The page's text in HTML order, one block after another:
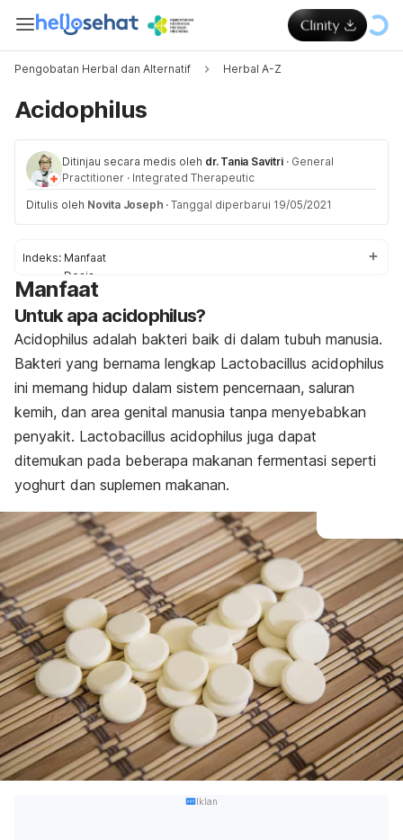
Pengobatan Herbal dan Alternatif Herbal A-Z
Acidophilus
Ditinjau secara medis oleh dr. Tania Savitri · General
Practitioner · Integrated Therapeutic
Ditulis oleh Novita Joseph · Tanggal diperbarui 19/05/2021
Indeks: Manfaat
Dosis
Efek Samping
Keamanan
Interaksi
Manfaat
Untuk apa acidophilus?
Acidophilus adalah bakteri baik di dalam tubuh manusia.
Bakteri yang bernama lengkap Lactobacillus acidophilus
ini memang hidup dalam sistem pencernaan, saluran
kemih, dan area genital manusia tanpa menyebabkan
penyakit. Lactobacillus acidophilus juga dapat
ditemukan pada beberapa makanan fermentasi seperti
yoghurt dan suplemen makanan.
Iklan